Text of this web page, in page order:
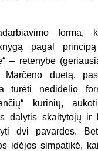
forma,
pagal principą
– retenybė
Marčėno duetą,
turėti nedidelio
kūrinių,
dalytis skaitytojų ir
dvi pavardes.
idėjos simpatikė,